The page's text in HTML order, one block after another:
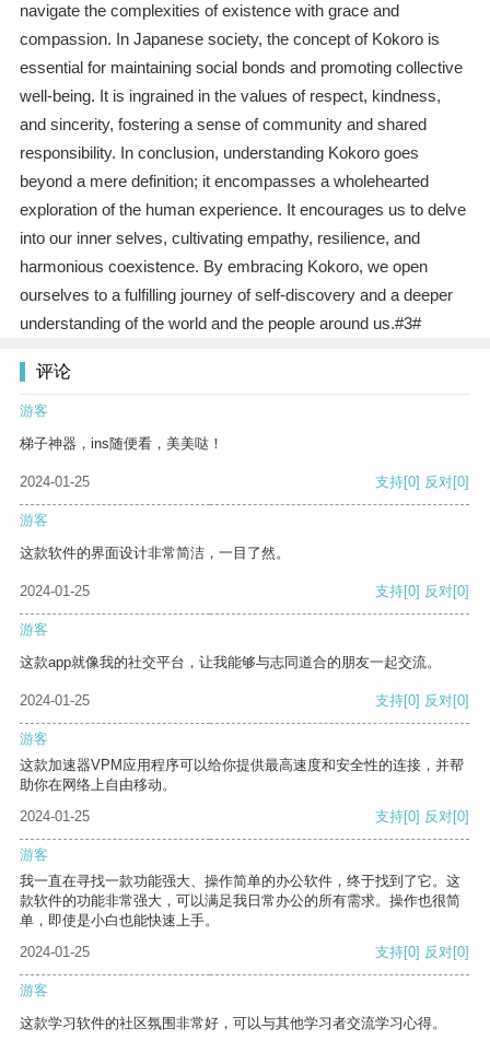
navigate the complexities of existence with grace and
compassion. In Japanese society, the concept of Kokoro is
essential for maintaining social bonds and promoting collective
well-being. It is ingrained in the values of respect, kindness,
and sincerity, fostering a sense of community and shared
responsibility. In conclusion, understanding Kokoro goes
beyond a mere definition; it encompasses a wholehearted
exploration of the human experience. It encourages us to delve
into our inner selves, cultivating empathy, resilience, and
harmonious coexistence. By embracing Kokoro, we open
ourselves to a fulfilling journey of self-discovery and a deeper
understanding of the world and the people around us.#3#
评论
游客
梯子神器，ins随便看，美美哒！
2024-01-25 支持[0] 反对[0]
游客
这款软件的界面设计非常简洁，一目了然。
2024-01-25 支持[0] 反对[0]
游客
这款app就像我的社交平台，让我能够与志同道合的朋友一起交流。
2024-01-25 支持[0] 反对[0]
游客
这款加速器VPM应用程序可以给你提供最高速度和安全性的连接，并帮
助你在网络上自由移动。
2024-01-25
支持[0] 反对[0]
游客
我一直在寻找一款功能强大、操作简单的办公软件，终于找到了它。这
款软件的功能非常强大，可以满足我日常办公的所有需求。操作也很简
单，即使是小白也能快速上手。
2024-01-25
支持[0] 反对[0]
游客
这款学习软件的社区氛围非常好，可以与其他学习者交流学习心得。